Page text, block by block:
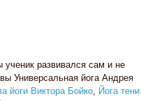
ученик развивался сам и не
Универсальная йога Андрея
йоги Виктора Бойко, Йога тени